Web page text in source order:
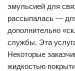
эмульсией для
рассыпалась —
дополнительно
службы. Эта
Некоторые
жидкостью